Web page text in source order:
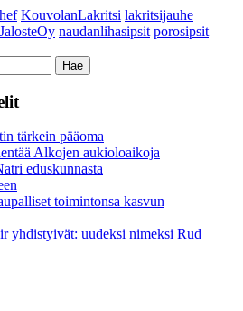
KouvolanLakritsi lakritsijauhe
naudanlihasipsit porosipsit
tärkein pääoma
Alkojen aukioloaikoja
eduskunnasta
toimintonsa kasvun
yhdistyivät: uudeksi nimeksi Rud